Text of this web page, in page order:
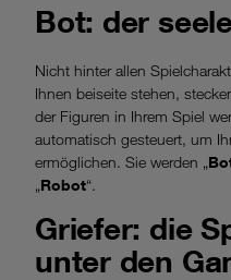
Bot: der
Nicht hinter allen
Ihnen beiseite stehen,
der Figuren in Ihrem Spiel
automatisch gesteuert, um
ermöglichen. Sie werden „
„Robot“.
Griefer: die
unter den